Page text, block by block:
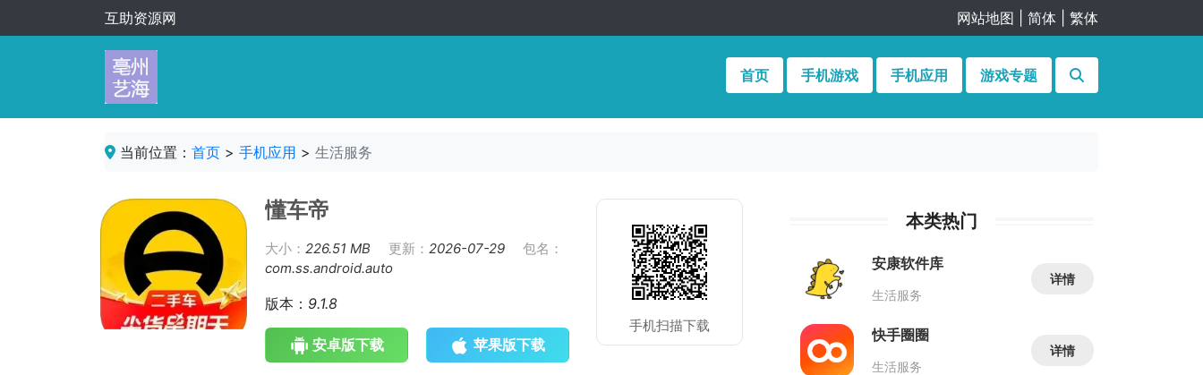
互助资源网 网站地图 简体 繁体
首页 手机游戏 手机应用 游戏专题
当前位置： 首页 > 手机应用 > 生活服务
懂车帝
大小： 226.51 MB 更新： 2026-07-29
包名：
com.ss.android.auto
版本： 9.1.8
安卓版下载 苹果版下载
手机扫描下载
本类热门
安康软件库
生活服务
详情
快手圈圈
生活服务
详情